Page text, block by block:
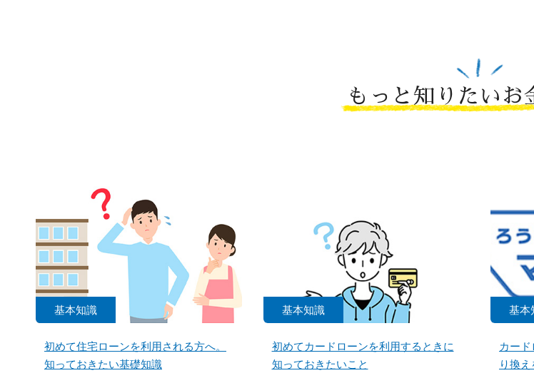
もっと知りたいお
基本知識
初めて住宅ローンを利用される方へ。
知っておきたい基礎知識
基本知識
初めてカードローンを利用するときに
知っておきたいこと
基本
カー
り換